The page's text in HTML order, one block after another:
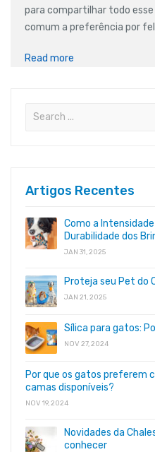
para compartilhar todo esse
comum a preferência por
Read more
Artigos Recentes
Como a
Durabilidade dos
JAN 31, 2025
Proteja seu Pet do
JAN 21, 2025
Sílica para gatos:
NOV 27, 2024
Por que os gatos preferem
camas disponíveis?
NOV 19, 2024
Novidades da
conhecer